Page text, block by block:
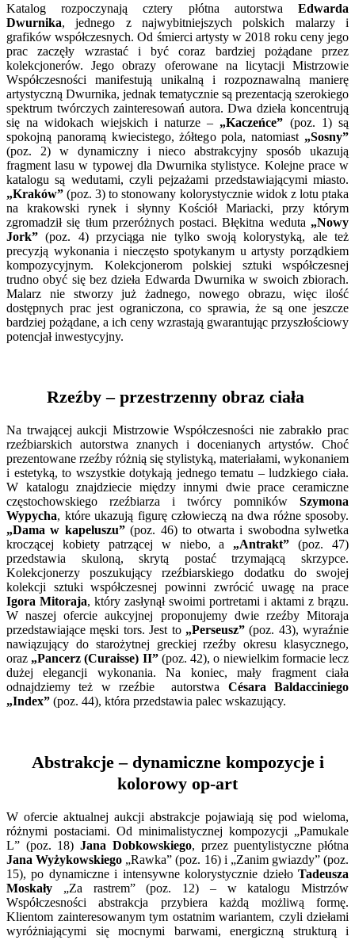
Katalog rozpoczynają cztery płótna autorstwa Edwarda
Dwurnika, jednego z najwybitniejszych polskich malarzy i
grafików współczesnych. Od śmierci artysty w 2018 roku ceny jego
prac zaczęły wzrastać i być coraz bardziej pożądane przez
kolekcjonerów. Jego obrazy oferowane na licytacji Mistrzowie
Współczesności manifestują unikalną i rozpoznawalną manierę
artystyczną Dwurnika, jednak tematycznie są prezentacją szerokiego
spektrum twórczych zainteresowań autora. Dwa dzieła koncentrują
się na widokach wiejskich i naturze – „Kaczeńce” (poz. 1) są
spokojną panoramą kwiecistego, żółtego pola, natomiast „Sosny”
(poz. 2) w dynamiczny i nieco abstrakcyjny sposób ukazują
fragment lasu w typowej dla Dwurnika stylistyce. Kolejne prace w
katalogu są wedutami, czyli pejzażami przedstawiającymi miasto.
„Kraków”(poz. 3) to stonowany kolorystycznie widok z lotu ptaka
na krakowski rynek i słynny Kościół Mariacki, przy którym
zgromadził się tłum przeróżnych postaci. Błękitna weduta „Nowy
Jork”(poz. 4) przyciąga nie tylko swoją kolorystyką, ale też
precyzją wykonania i nieczęsto spotykanym u artysty porządkiem
kompozycyjnym. Kolekcjonerom polskiej sztuki współczesnej
trudno obyć się bez dzieła Edwarda Dwurnika w swoich zbiorach.
Malarz nie stworzy już żadnego, nowego obrazu, więc ilość
dostępnych prac jest ograniczona, co sprawia, że są one jeszcze
bardziej pożądane, a ich ceny wzrastają gwarantując przyszłościowy
potencjał inwestycyjny.
Rzeźby – przestrzenny obraz ciała
Na trwającej aukcji Mistrzowie Współczesności nie zabrakło prac
rzeźbiarskich autorstwa znanych i docenianych artystów. Choć
prezentowane rzeźby różnią się stylistyką, materiałami, wykonaniem
i estetyką, to wszystkie dotykają jednego tematu – ludzkiego ciała.
W katalogu znajdziecie między innymi dwie prace ceramiczne
częstochowskiego rzeźbiarza i twórcy pomników Szymona
Wypycha, które ukazują figurę człowieczą na dwa różne sposoby.
„Dama w kapeluszu”(poz. 46) to otwarta i swobodna sylwetka
kroczącej kobiety patrzącej w niebo, a „Antrakt”(poz. 47)
przedstawia skuloną, skrytą postać trzymającą skrzypce.
Kolekcjonerzy poszukujący rzeźbiarskiego dodatku do swojej
kolekcji sztuki współczesnej powinni zwrócić uwagę na prace
Igora Mitoraja, który zasłynął swoimi portretami i aktami z brązu.
W naszej ofercie aukcyjnej proponujemy dwie rzeźby Mitoraja
przedstawiające męski tors. Jest to „Perseusz”(poz. 43), wyraźnie
nawiązujący do starożytnej greckiej rzeźby okresu klasycznego,
oraz „Pancerz (Curaisse) II” (poz. 42), o niewielkim formacie lecz
dużej elegancji wykonania. Na koniec, mały fragment ciała
odnajdziemy też w rzeźbie autorstwa Césara Baldacciniego
„Index” (poz. 44), która przedstawia palec wskazujący.
Abstrakcje – dynamiczne kompozycje i
kolorowy op-art
W ofercie aktualnej aukcji abstrakcje pojawiają się pod wieloma,
różnymi postaciami. Od minimalistycznej kompozycji „Pamukale
L” (poz. 18)Jana Dobkowskiego, przez puentylistyczne płótna
Jana Wyżykowskiego „Rawka” (poz. 16) i „Zanim gwiazdy” (poz.
15), po dynamiczne i intensywne kolorystycznie dzieło Tadeusza
Moskały „Za rastrem” (poz. 12) – w katalogu Mistrzów
Współczesności abstrakcja przybiera każdą możliwą formę.
Klientom zainteresowanym tym ostatnim wariantem, czyli dziełami
wyróżniającymi się mocnymi barwami, energiczną strukturą i